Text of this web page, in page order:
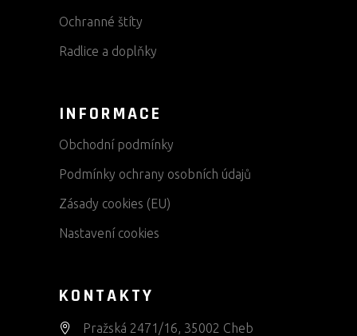
Ochranné štíty
Radlice a doplňky
INFORMACE
Obchodní podmínky
Podmínky ochrany osobních údajů
Zásady cookies (EU)
Nastavení cookies
KONTAKTY
Pražská 2471/16, 35002 Cheb